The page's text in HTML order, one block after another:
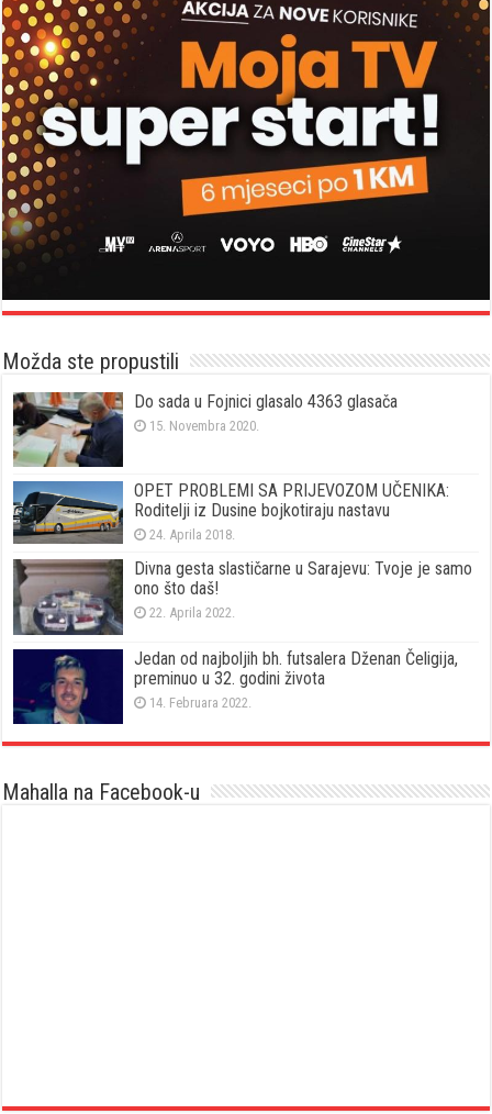
Možda ste propustili
Do sada u Fojnici glasalo 4363 glasača
15. Novembra 2020.
OPET PROBLEMI SA PRIJEVOZOM UČENIKA:
Roditelji iz Dusine bojkotiraju nastavu
24. Aprila 2018.
Divna gesta slastičarne u Sarajevu: Tvoje je samo
ono što daš!
22. Aprila 2022.
Jedan od najboljih bh. futsalera Dženan Čeligija,
preminuo u 32. godini života
14. Februara 2022.
Mahalla na Facebook-u